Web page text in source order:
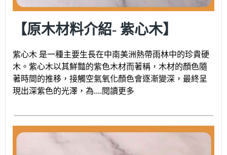
【原木材料介紹- 紫心木】
紫心木 是一種主要生長在中南美洲熱帶雨林中的珍貴硬
木。紫心木以其鮮豔的紫色木材而著稱，木材的顏色隨
著時間的推移，接觸空氣氧化顏色會逐漸變深，最終呈
現出深紫色的光澤，為....閱讀更多